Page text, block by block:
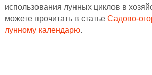
использования лунных циклов в
можете прочитать в статье Садово-
лунному календарю.